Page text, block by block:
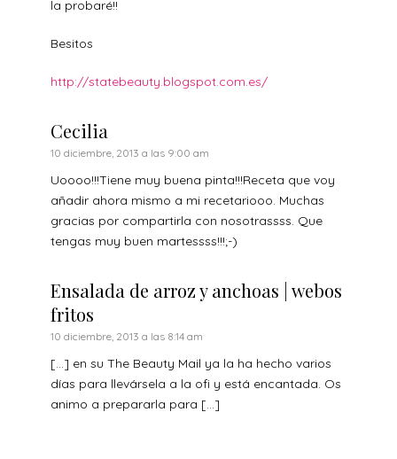
la probaré!!
Besitos
http://statebeauty.blogspot.com.es/
Cecilia
10 diciembre, 2013 a las 9:00 am
Uoooo!!!Tiene muy buena pinta!!!Receta que voy
añadir ahora mismo a mi recetariooo. Muchas
gracias por compartirla con nosotrassss. Que
tengas muy buen martessss!!!;-)
Ensalada de arroz y anchoas | webos
fritos
10 diciembre, 2013 a las 8:14 am
[…] en su The Beauty Mail ya la ha hecho varios
días para llevársela a la ofi y está encantada. Os
animo a prepararla para […]